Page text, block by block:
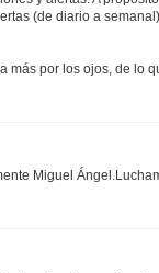
(de diario a
más por los ojos, de lo
Miguel